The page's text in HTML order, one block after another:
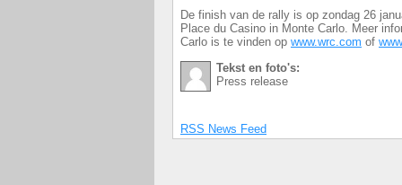
De finish van de rally is op zondag 26
Place du Casino in Monte Carlo. Meer
Carlo is te vinden op www.wrc.com of
Tekst en foto's:
Press release
RSS News Feed